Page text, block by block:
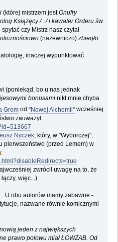
(której mistrzem jestOnufry
Książęcy /.../ i kawaler Orderu św.
czy Mistrz nasz czytał
(nazewniczo)zbiegło.
inaczej wypunktować
(poniekąd, bo u nas jednak
bonusami nikt mnie chyba
Grom od"Nowej Alchemii" wcześniej
zauważył:
Nyczek , który, w "Wyborczej",
pierwszeństwo (przed Lemem) w
:
zwrócił uwagę na to, że
więc...)
U obu autorów mamy zabawne -
nazwane równie komicznymi
jeden z największych
prawo połowu miał ŁOWŻAB. Od